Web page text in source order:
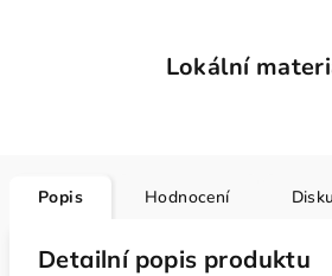
Lokální
Popis Hodnocení
Detailní popis produktu